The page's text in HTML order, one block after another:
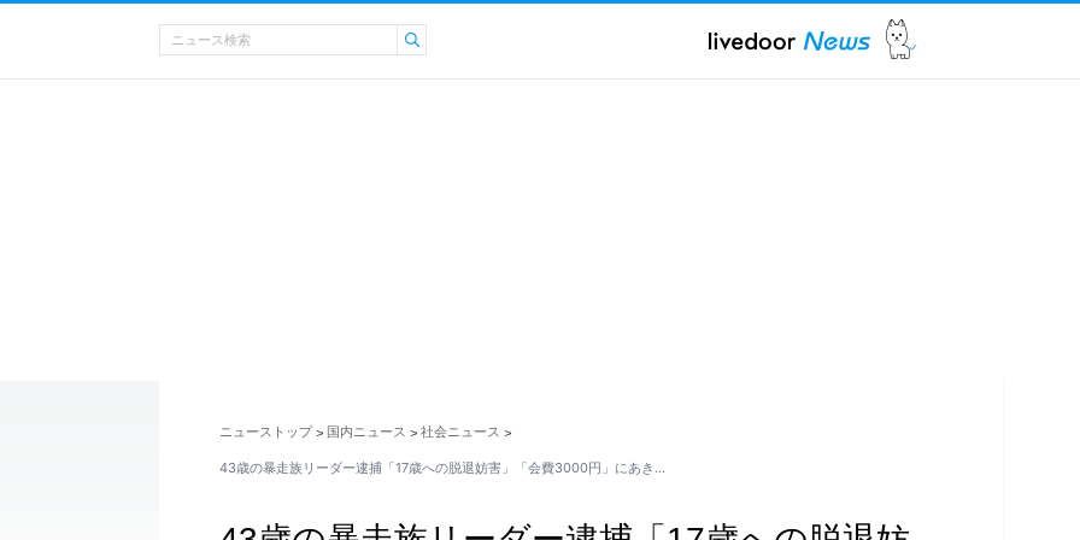
ニューストップ > 国内ニュース > 社会ニュース >
43歳の暴走族リーダー逮捕「17歳への脱退妨害」「会費3000円」にあき…